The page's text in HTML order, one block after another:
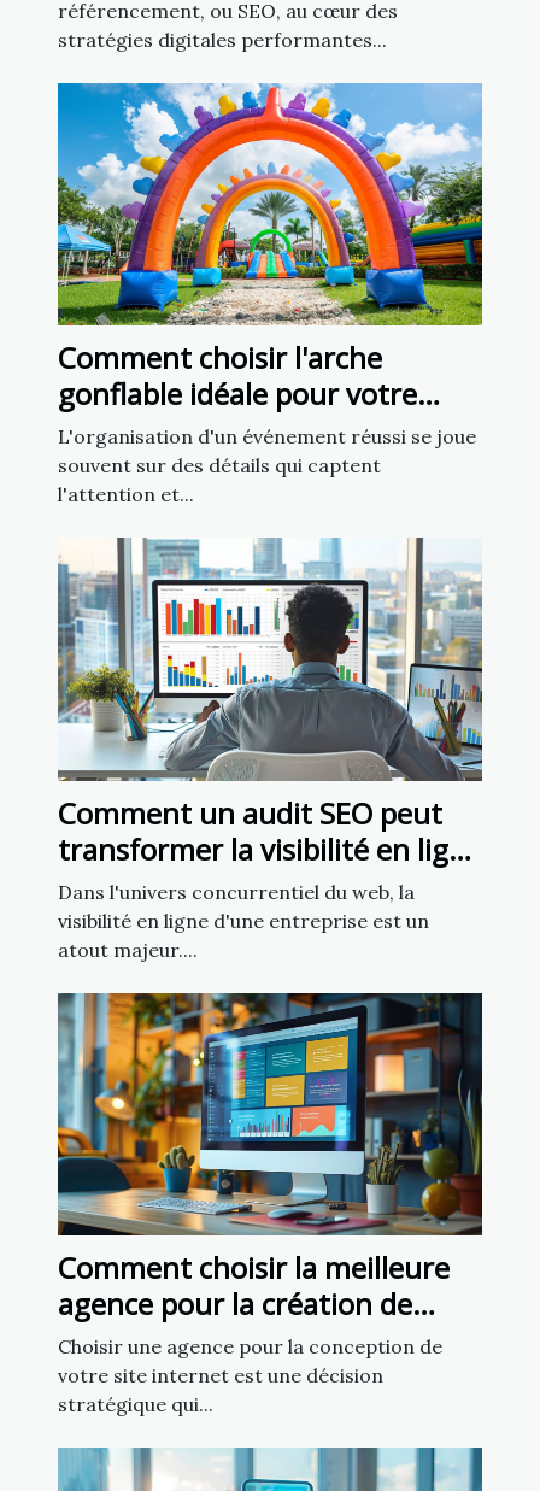
avancées
référencement, ou SEO, au cœur des
stratégies digitales performantes...
Comment choisir l'arche
gonflable idéale pour votre
prochain événement ?
L'organisation d'un événement réussi se joue
souvent sur des détails qui captent
l'attention et...
Comment un audit SEO peut
transformer la visibilité en ligne
de votre entreprise
Dans l'univers concurrentiel du web, la
visibilité en ligne d'une entreprise est un
atout majeur....
Comment choisir la meilleure
agence pour la création de
votre site internet
Choisir une agence pour la conception de
votre site internet est une décision
stratégique qui...